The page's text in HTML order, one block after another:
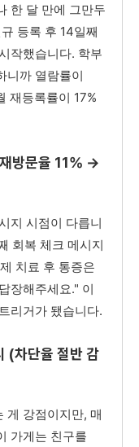
한 달 만에 그만두
등록 후 14일째
작했습니다. 학부
니까 열람률이
재등록률이 17%
방문율 11% →
지 시점이 다릅니
회복 체크 메시지
치료 후 통증은
장해주세요." 이
리거가 됐습니다.
차단율 절반 감
게 강점이지만, 매
가게는 친구를